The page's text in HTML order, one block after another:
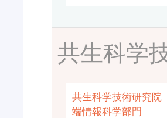
共生科学
共生科学技術研究
端情報科学部門